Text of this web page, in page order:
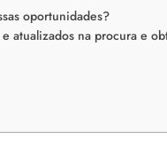
oportunidades?
atualizados na procura e